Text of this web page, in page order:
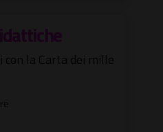
con la Carta dei mille